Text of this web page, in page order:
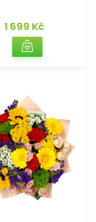
1 699 Kč